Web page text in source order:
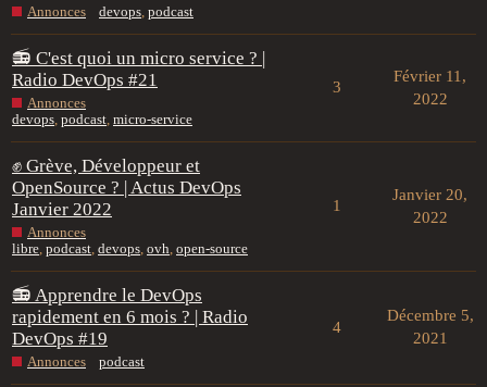
Annonces devops, podcast
📻 C'est quoi un micro service ? |
Radio DevOps #21
Annonces
devops, podcast, micro-service
3
Février 11,
2022
✊ Grève, Développeur et
OpenSource ? | Actus DevOps
Janvier 2022
Annonces
libre, podcast, devops, ovh, open-source
1
Janvier 20,
2022
📻 Apprendre le DevOps
rapidement en 6 mois ? | Radio
DevOps #19
Annonces podcast
4
Décembre 5,
2021